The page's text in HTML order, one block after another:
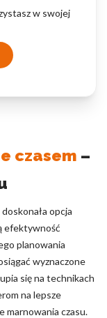
w swojej
czasem –
opcja
efektywność
planowania
wyznaczone
się na technikach
na lepsze
marnowania czasu.